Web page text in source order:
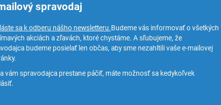
spravodaj
sa k odberu nášho newsletteru.Budeme vás informovať o všetkých
akciách a zľavách, ktoré chystáme. A sľubujeme, že
budeme posielať len občas, aby sme nezahltili vaše e-mailovej
vám spravodajca prestane páčiť, máte možnosť sa kedykoľvek